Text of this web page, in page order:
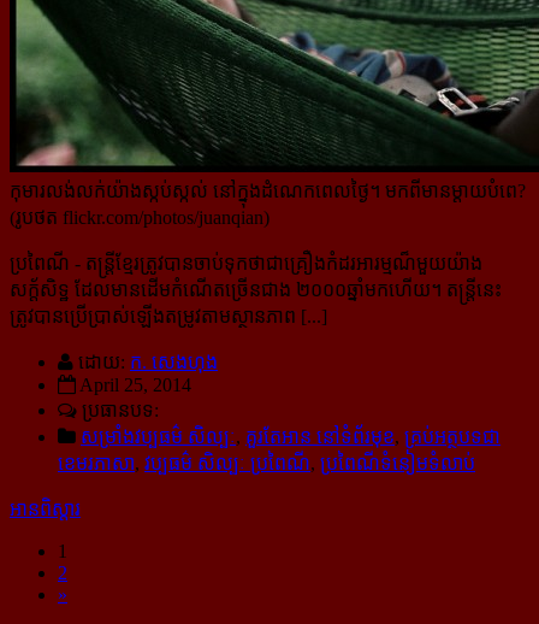
កុមារលង់លក់យ៉ាងស្កប់ស្កល់ នៅក្នុងដំណេកពេលថ្ងៃ។ មកពីមានម្ដាយបំពេ?
(រូបថត flickr.com/photos/juanqian)
ប្រពៃណី - តន្រ្តីខ្មែរត្រូវបានចាប់ទុកថាជាគ្រឿងកំដរអារម្មណ៏មួយយ៉ាង
សក្ត័សិទ្ឋ ដែលមានដើមកំណើតច្រើនជាង ២០០០ឆ្នាំមកហើយ។ តន្រ្តីនេះ
ត្រូវបានប្រើប្រាស់ឡើងតម្រូវតាមស្ថានភាព [...]
ដោយ: ក. សេងហុង
April 25, 2014
ប្រធានបទ:
សម្រាំងវប្ប​ធម៌​ សិល្បៈ, គួរតែអាន នៅទំព័រមុខ, គ្រប់អត្ថបទជា
ខេមរភាសា, វប្បធម៌ សិល្បៈ ប្រពៃណី, ប្រពៃណីទំនៀមទំលាប់
អានពិស្ដារ
1
2
»